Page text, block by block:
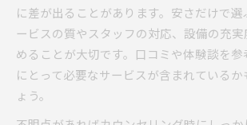
に差が出ることがあります。安さだけで
ービスの質やスタッフの対応、設備の充
めることが大切です。口コミや体験談を参
にとって必要なサービスが含まれている
ょう。